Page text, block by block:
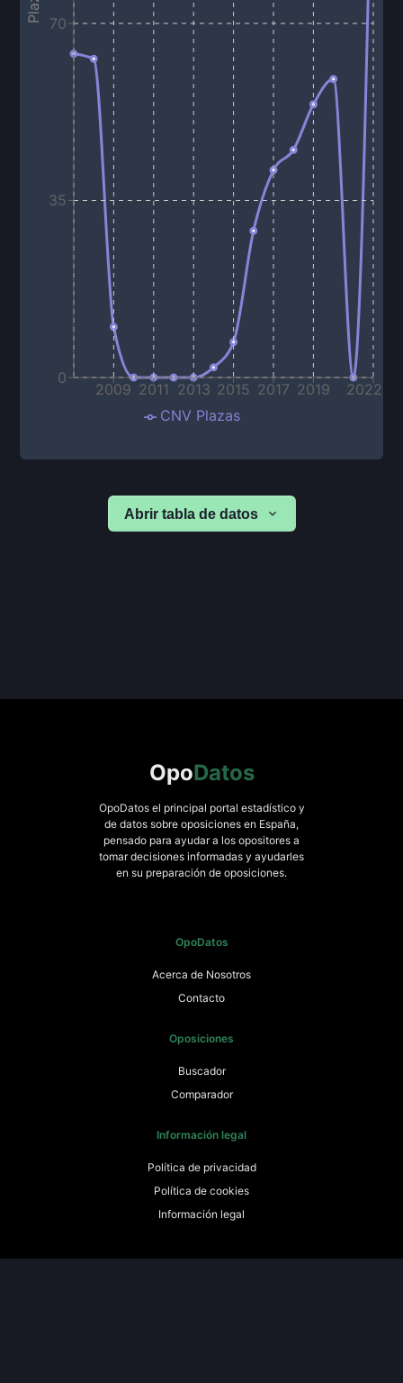
2009 2011 2013 2015 2017 2019 2022
0
35
70
CNV Plazas
Abrir tabla de datos
OpoDatos
OpoDatos el principal portal estadístico y
de datos sobre oposiciones en España,
pensado para ayudar a los opositores a
tomar decisiones informadas y ayudarles
en su preparación de oposiciones.
OpoDatos
Acerca de Nosotros
Contacto
Oposiciones
Buscador
Comparador
Información legal
Política de privacidad
Política de cookies
Información legal